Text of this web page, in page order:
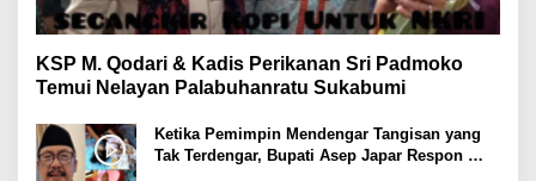
KSP M. Qodari & Kadis Perikanan Sri Padmoko
Temui Nelayan Palabuhanratu Sukabumi
Ketika Pemimpin Mendengar Tangisan yang
Tak Terdengar, Bupati Asep Japar Respon